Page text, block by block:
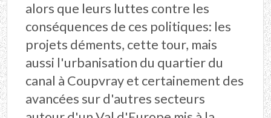
alors que leurs luttes contre les
conséquences de ces politiques: les
projets déments, cette tour, mais
aussi l'urbanisation du quartier du
canal à Coupvray et certainement des
avancées sur d'autres secteurs